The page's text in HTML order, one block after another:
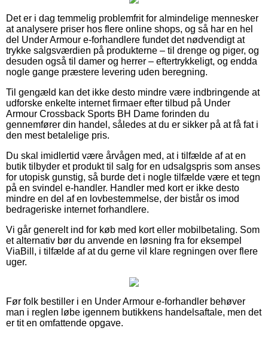
Det er i dag temmelig problemfrit for almindelige mennesker
at analysere priser hos flere online shops, og så har en hel
del Under Armour e-forhandlere fundet det nødvendigt at
trykke salgsværdien på produkterne – til drenge og piger, og
desuden også til damer og herrer – eftertrykkeligt, og endda
nogle gange præstere levering uden beregning.
Til gengæld kan det ikke desto mindre være indbringende at
udforske enkelte internet firmaer efter tilbud på Under
Armour Crossback Sports BH Dame forinden du
gennemfører din handel, således at du er sikker på at få fat i
den mest betalelige pris.
Du skal imidlertid være årvågen med, at i tilfælde af at en
butik tilbyder et produkt til salg for en udsalgspris som anses
for utopisk gunstig, så burde det i nogle tilfælde være et tegn
på en svindel e-handler. Handler med kort er ikke desto
mindre en del af en lovbestemmelse, der bistår os imod
bedrageriske internet forhandlere.
Vi går generelt ind for køb med kort eller mobilbetaling. Som
et alternativ bør du anvende en løsning fra for eksempel
ViaBill, i tilfælde af at du gerne vil klare regningen over flere
uger.
Før folk bestiller i en Under Armour e-forhandler behøver
man i reglen løbe igennem butikkens handelsaftale, men det
er tit en omfattende opgave.